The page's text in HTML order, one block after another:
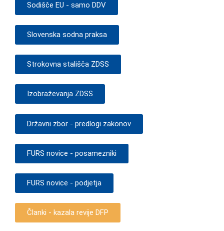
Sodišče EU - samo DDV
Slovenska sodna praksa
Strokovna stališča ZDSS
Izobraževanja ZDSS
Državni zbor - predlogi zakonov
FURS novice - posamezniki
FURS novice - podjetja
Članki - kazala revije DFP